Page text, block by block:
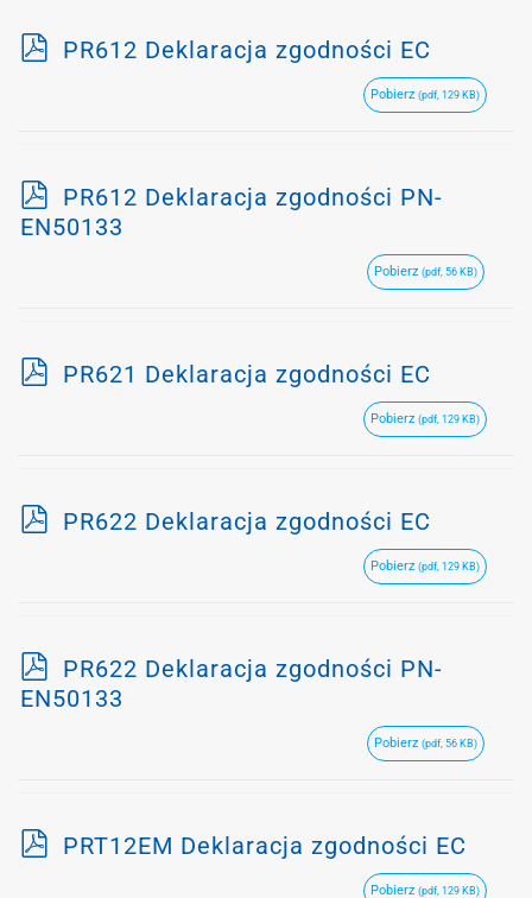
pPR612 Deklaracja zgodności EC
Pobierz (pdf, 129 KB)
p
d
PR612 Deklaracja zgodności PN-
EN50133
Pobierz (pdf, 56 KB)
pPR621 Deklaracja zgodności EC
Pobierz (pdf, 129 KB)
pPR622 Deklaracja zgodności EC
Pobierz (pdf, 129 KB)
p
d
PR622 Deklaracja zgodności PN-
EN50133
Pobierz (pdf, 56 KB)
pPRT12EM Deklaracja zgodności EC
Pobierz (pdf, 129 KB)